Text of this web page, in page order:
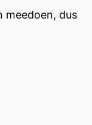
meedoen, dus